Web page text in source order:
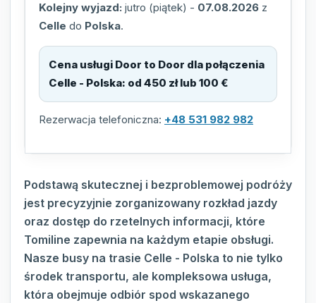
Kolejny wyjazd: jutro (piątek) - 07.08.2026 z
Celle do Polska.
Cena usługi Door to Door dla połączenia
Celle - Polska: od 450 zł lub 100 €
Rezerwacja telefoniczna: +48 531 982 982
Podstawą skutecznej i bezproblemowej podróży
jest precyzyjnie zorganizowany rozkład jazdy
oraz dostęp do rzetelnych informacji, które
Tomiline zapewnia na każdym etapie obsługi.
Nasze busy na trasie Celle - Polska to nie tylko
środek transportu, ale kompleksowa usługa,
która obejmuje odbiór spod wskazanego